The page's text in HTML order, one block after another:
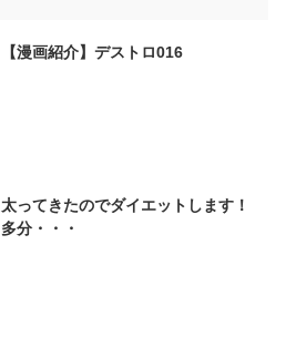
【漫画紹介】デストロ016
太ってきたのでダイエットします！
多分・・・